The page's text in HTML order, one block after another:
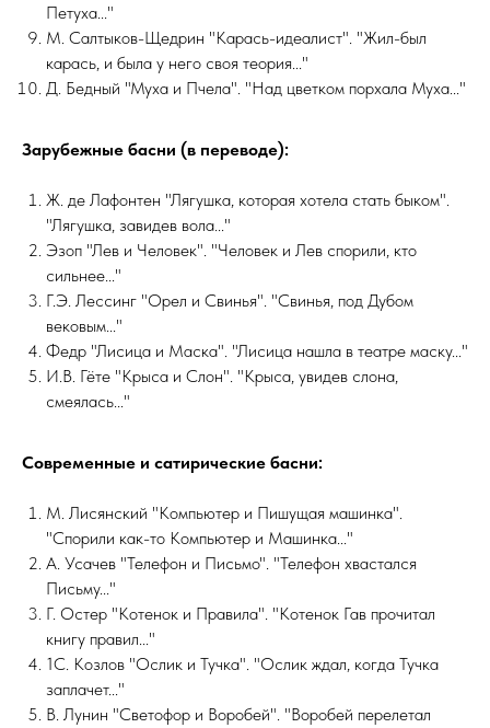
Петуха..."
М. Салтыков-Щедрин "Карась-идеалист". "Жил-был
карась, и была у него своя теория..."
Д. Бедный "Муха и Пчела". "Над цветком порхала Муха..."
Зарубежные басни (в переводе):
Ж. де Лафонтен "Лягушка, которая хотела стать быком".
"Лягушка, завидев вола..."
Эзоп "Лев и Человек". "Человек и Лев спорили, кто
сильнее..."
Г.Э. Лессинг "Орел и Свинья". "Свинья, под Дубом
вековым..."
Федр "Лисица и Маска". "Лисица нашла в театре маску..."
И.В. Гёте "Крыса и Слон". "Крыса, увидев слона,
смеялась..."
Современные и сатирические басни:
М. Лисянский "Компьютер и Пишущая машинка".
"Спорили как-то Компьютер и Машинка..."
А. Усачев "Телефон и Письмо". "Телефон хвастался
Письму..."
Г. Остер "Котенок и Правила". "Котенок Гав прочитал
книгу правил..."
1С. Козлов "Ослик и Тучка". "Ослик ждал, когда Тучка
заплачет..."
В. Лунин "Светофор и Воробей". "Воробей перелетал